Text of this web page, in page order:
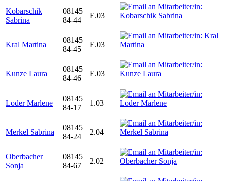
Kobarschik
Sabrina
08145
84-44
E.03
Kral Martina
08145
84-45
E.03
Kunze Laura
08145
84-46
E.03
Loder Marlene
08145
84-17
1.03
Merkel Sabrina
08145
84-24
2.04
Oberbacher
Sonja
08145
84-67
2.02